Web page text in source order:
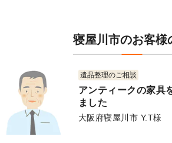
寝屋川市のお客様
遺品整理のご相談
アンティークの家具
ました
大阪府寝屋川市 Y.T様